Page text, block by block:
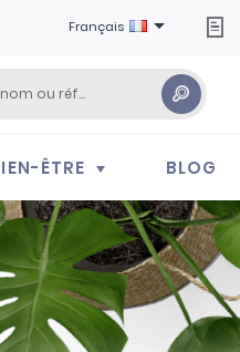
Français 
ÊTRE BLOG